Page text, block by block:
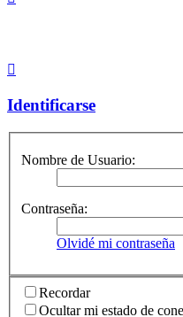
Identificarse
Nombre de Usuario:
Contraseña:
Olvidé mi contraseña
Recordar
Ocultar mi estado de